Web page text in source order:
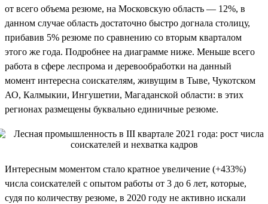
от всего объема резюме, на Московскую область — 12%, в
данном случае область достаточно быстро догнала столицу,
прибавив 5% резюме по сравнению со вторым кварталом
этого же года. Подробнее на диаграмме ниже. Меньше всего
работа в сфере леспрома и деревообработки на данный
момент интересна соискателям, живущим в Тыве, Чукотском
АО, Калмыкии, Ингушетии, Магаданской области: в этих
регионах размещены буквально единичные резюме.
Интересным моментом стало кратное увеличение (+433%)
числа соискателей с опытом работы от 3 до 6 лет, которые,
судя по количеству резюме, в 2020 году не активно искали